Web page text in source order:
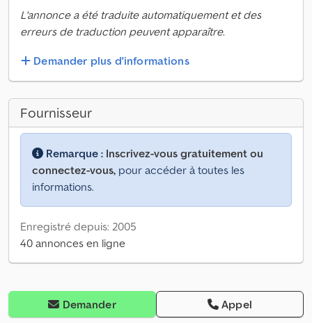
L'annonce a été traduite automatiquement et des
erreurs de traduction peuvent apparaître.
Demander plus d'informations
Fournisseur
Remarque : Inscrivez-vous gratuitement ou
connectez-vous, pour accéder à toutes les
informations.
Enregistré depuis: 2005
40 annonces en ligne
Demander Appel